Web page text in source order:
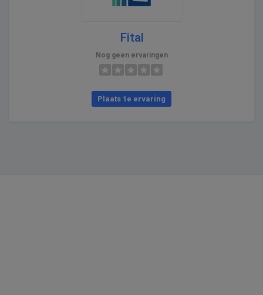
Fital
Nog geen ervaringen
Plaats 1e ervaring